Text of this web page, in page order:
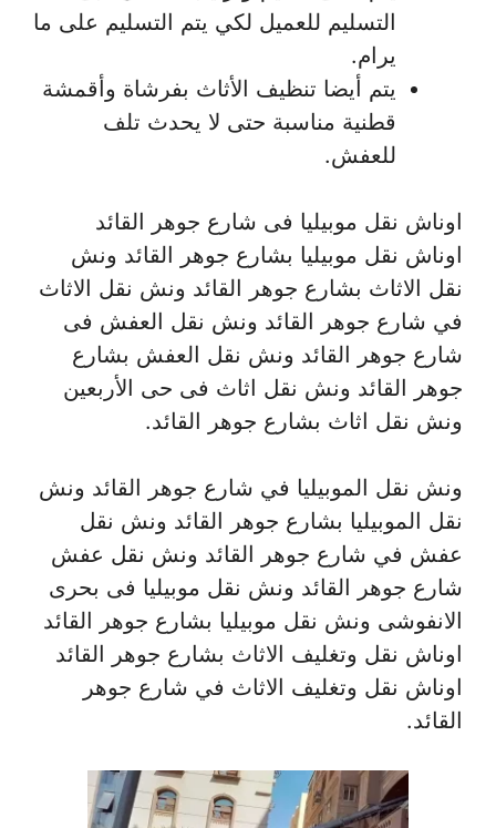
التسليم للعميل لكي يتم التسليم على ما
يرام.
يتم أيضا تنظيف الأثاث بفرشاة وأقمشة
قطنية مناسبة حتى لا يحدث تلف
للعفش.
اوناش نقل موبيليا فى شارع جوهر القائد
اوناش نقل موبيليا بشارع جوهر القائد ونش
نقل الاثاث بشارع جوهر القائد ونش نقل الاثاث
في شارع جوهر القائد ونش نقل العفش فى
شارع جوهر القائد ونش نقل العفش بشارع
جوهر القائد ونش نقل اثاث فى حى الأربعين
ونش نقل اثاث بشارع جوهر القائد.
ونش نقل الموبيليا في شارع جوهر القائد ونش
نقل الموبيليا بشارع جوهر القائد ونش نقل
عفش في شارع جوهر القائد ونش نقل عفش
شارع جوهر القائد ونش نقل موبيليا فى بحرى
الانفوشى ونش نقل موبيليا بشارع جوهر القائد
اوناش نقل وتغليف الاثاث بشارع جوهر القائد
اوناش نقل وتغليف الاثاث في شارع جوهر
القائد.